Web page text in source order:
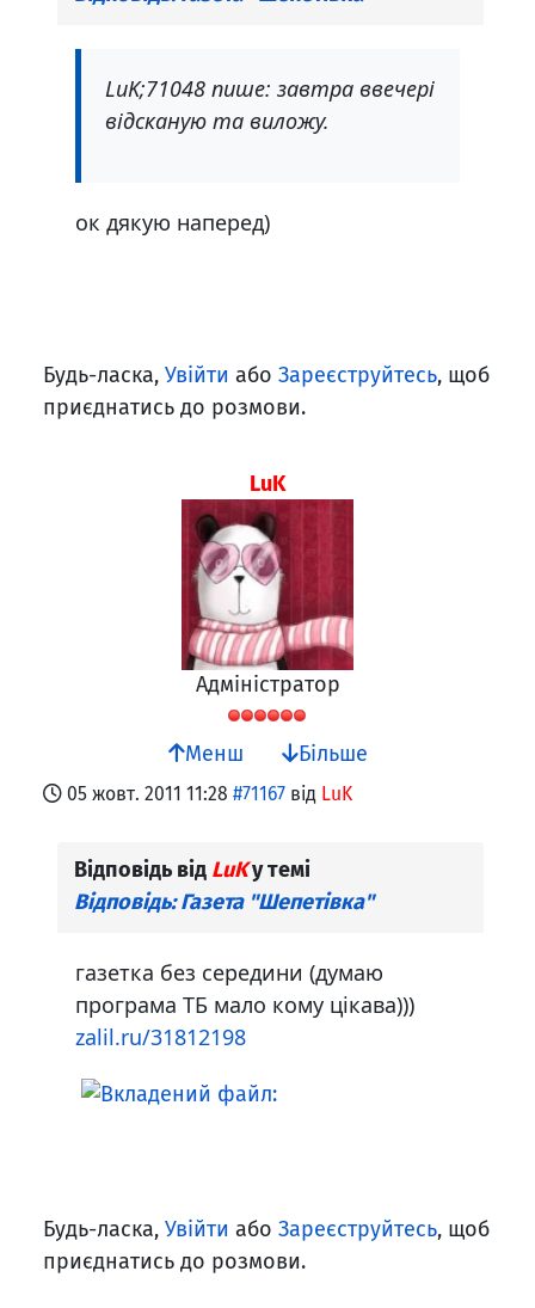
LuK;71048 пише: завтра ввечері
відсканую та виложу.
ок дякую наперед)
Будь-ласка, Увійти або Зареєструйтесь, щоб
приєднатись до розмови.
LuK
Адміністратор
Менш Більше
05 жовт. 2011 11:28 #71167 від LuK
Відповідь від LuKу темі
Відповідь: Газета "Шепетівка"
газетка без середини (думаю
програма ТБ мало кому цікава)))
zalil.ru/31812198
Будь-ласка, Увійти або Зареєструйтесь, щоб
приєднатись до розмови.